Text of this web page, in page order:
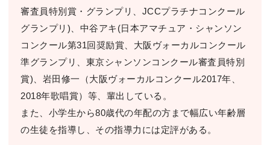
審査員特別賞・グランプリ、JCCプラチナコンクール
グランプリ)、中⾕アキ(⽇本アマチュア・シャンソン
コンクール第31回奨励賞、⼤阪ヴォーカルコンクール
準グランプリ、東京シャンソンコンクール審査員特別
賞)、岩⽥修⼀（⼤阪ヴォーカルコンクール2017年、
2018年歌唱賞）等、輩出している。
また、⼩学⽣から80歳代の年配の⽅まで幅広い年齢層
の⽣徒を指導し、その指導⼒には定評がある。